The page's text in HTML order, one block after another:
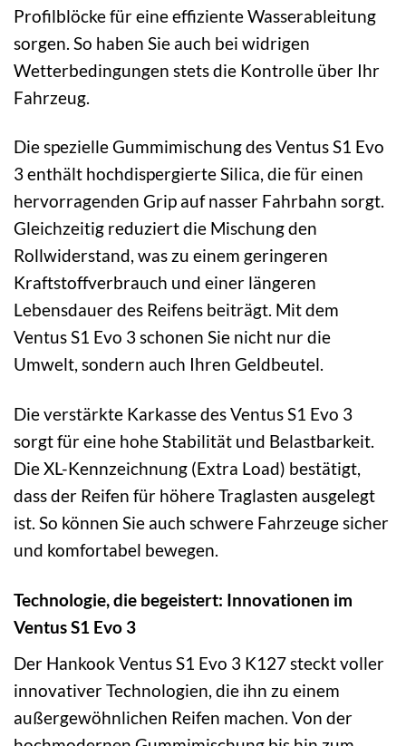
Profilblöcke für eine effiziente Wasserableitung
sorgen. So haben Sie auch bei widrigen
Wetterbedingungen stets die Kontrolle über Ihr
Fahrzeug.
Die spezielle Gummimischung des Ventus S1 Evo
3 enthält hochdispergierte Silica, die für einen
hervorragenden Grip auf nasser Fahrbahn sorgt.
Gleichzeitig reduziert die Mischung den
Rollwiderstand, was zu einem geringeren
Kraftstoffverbrauch und einer längeren
Lebensdauer des Reifens beiträgt. Mit dem
Ventus S1 Evo 3 schonen Sie nicht nur die
Umwelt, sondern auch Ihren Geldbeutel.
Die verstärkte Karkasse des Ventus S1 Evo 3
sorgt für eine hohe Stabilität und Belastbarkeit.
Die XL-Kennzeichnung (Extra Load) bestätigt,
dass der Reifen für höhere Traglasten ausgelegt
ist. So können Sie auch schwere Fahrzeuge sicher
und komfortabel bewegen.
Technologie, die begeistert: Innovationen im
Ventus S1 Evo 3
Der Hankook Ventus S1 Evo 3 K127 steckt voller
innovativer Technologien, die ihn zu einem
außergewöhnlichen Reifen machen. Von der